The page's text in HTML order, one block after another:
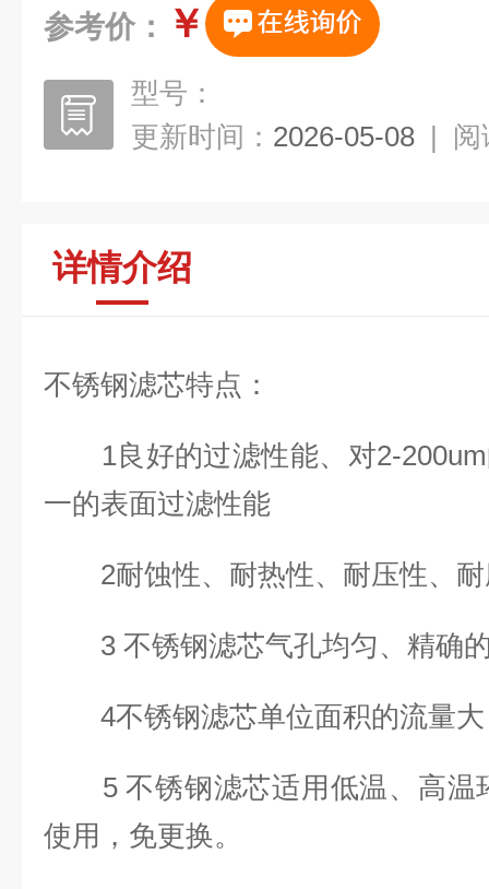
参考价： ￥
型号：
更新时间： 2026-05-08 | 阅
详情介绍
不锈钢滤芯特点：
1良好的过滤性能、对2-200um
一的表面过滤性能
2耐蚀性、耐热性、耐压性、耐
3 不锈钢滤芯气孔均匀、精确
4不锈钢滤芯单位面积的流量大
5 不锈钢滤芯适用低温、高温
使用，免更换。